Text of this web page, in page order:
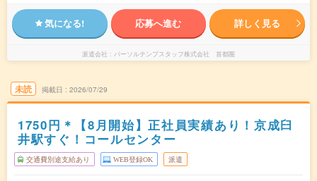
気になる! 応募へ進む 詳しく見る
派遣会社 パーソルテンプスタッフ株式会社 首都圏
未読 掲載日 2026/07/29
1750円＊【8月開始】正社員実績あり！京成臼
井駅すぐ！コールセンター
交通費別途支給あり WEB登録OK 派遣